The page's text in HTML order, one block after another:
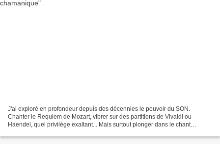
J'ai exploré en profondeur depuis des décennies le pouvoir du SON.
Chanter le Requiem de Mozart, vibrer sur des partitions de Vivaldi ou
Haendel, quel privilège exaltant... Mais surtout plonger dans le chant